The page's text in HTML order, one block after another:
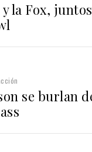
la Fox,
se burlan